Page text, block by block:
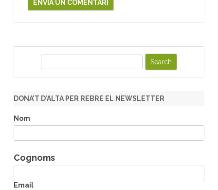
r
h
DONA’T D’ALTA PER REBRE EL NEWSLETTER
Nom
Cognoms
Email